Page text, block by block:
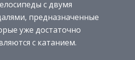
с двумя
предназначенные
уже достаточно
с катанием.